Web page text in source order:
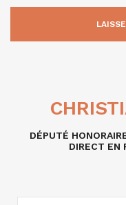
DÉPUTÉ
DIRECT EN